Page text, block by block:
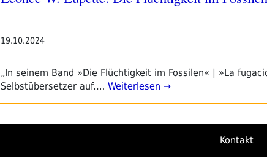
19.10.2024
„In seinem Band »Die Flüchtigkeit im Fossilen« | »La
Selbstübersetzer auf.… Weiterlesen →
Kontakt